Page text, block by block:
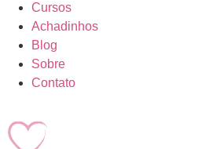
Cursos
Achadinhos
Blog
Sobre
Contato